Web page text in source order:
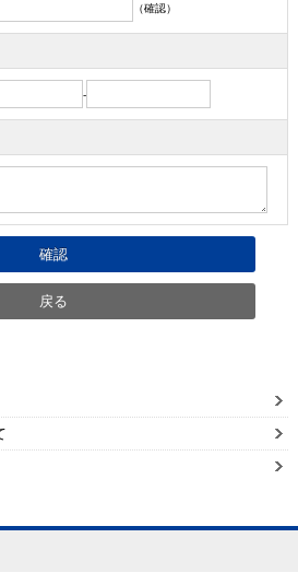
（確認）
-